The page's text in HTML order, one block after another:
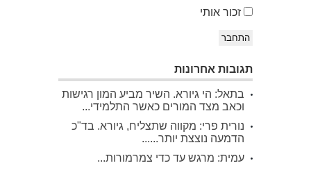
זכור אותי
התחבר
תגובות אחרונות
בתאל: הי גיורא. השיר מביע המון רגישות
וכאב מצד המורים כאשר התלמידי...
נורית פרי: מקווה שתצליח, גיורא. בד"כ
הדמעה נוצצת יותר......
עמית: מרגש עד כדי צמרמורות...